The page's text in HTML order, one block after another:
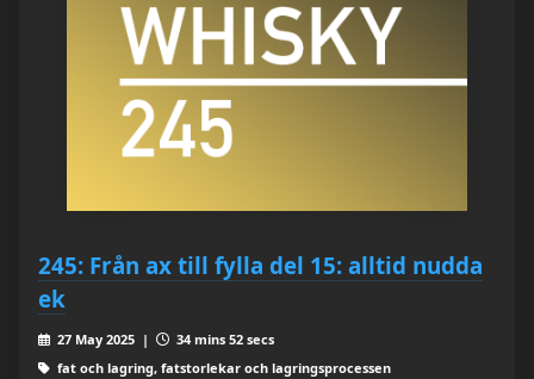
245: Från ax till fylla del 15: alltid nudda
ek
27 May 2025 |
34 mins 52 secs
fat och lagring, fatstorlekar och lagringsprocessen